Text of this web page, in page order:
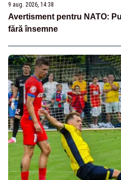
9 aug. 2026, 14:38
Avertisment pentru NATO:
fără însemne